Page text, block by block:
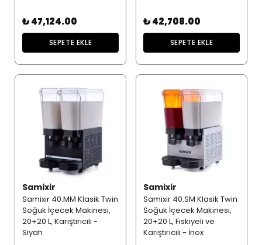
₺ 47,124.00
SEPETE EKLE
₺ 42,708.00
SEPETE EKLE
Samixir
Samixir 40.MM Klasik Twin
Soğuk İçecek Makinesi,
20+20 L, Karıştırıcılı -
Siyah
Samixir
Samixir 40.SM Klasik Twin
Soğuk İçecek Makinesi,
20+20 L, Fıskiyeli ve
Karıştırıcılı - İnox